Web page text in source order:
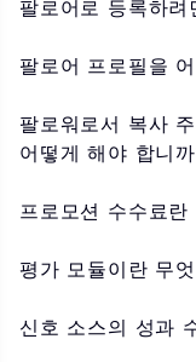
팔로어로 등록하
팔로어 프로필을
팔로워로서 복사
어떻게 해야 합니
프로모션 수수료란
평가 모듈이란 무
신호 소스의 성과